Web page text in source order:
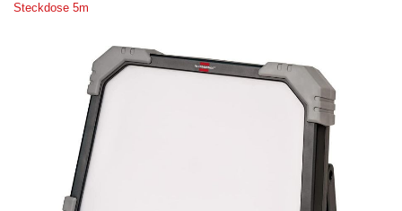
Steckdose 5m